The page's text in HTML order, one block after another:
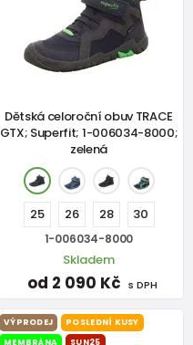
Dětská celoroční obuv TRACE
GTX; Superfit; 1-006034-8000;
zelená
25 26 28 30
1-006034-8000
Skladem
od 2 090 Kč s DPH
VÝPRODEJ
POSLEDNÍ KUSY
MEMBRÁNA
SUN25